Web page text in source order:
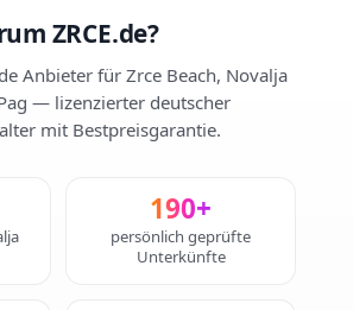
ZRCE.de?
Anbieter für Zrce Beach, Novalja
— lizenzierter deutscher
mit Bestpreisgarantie.
190+
persönlich geprüfte
Unterkünfte